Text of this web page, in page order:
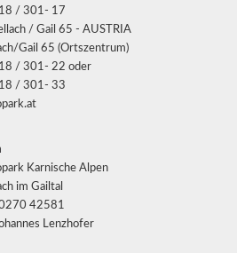
/ 301- 17
/ Gail 65 - AUSTRIA
Gail 65 (Ortszentrum)
/ 301- 22 oder
/ 301- 33
Karnische Alpen
im Gailtal
42581
Lenzhofer